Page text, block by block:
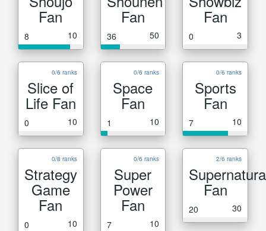
Fan
8 10
Fan
36 50
Fan
0 3
0/6 ranks
Slice of
Life Fan
0 10
0/6 ranks
Space
Fan
1 10
0/6 ranks
Sports
Fan
7 10
0/8 ranks
Strategy
Game
Fan
0 10
0/6 ranks
Super
Power
Fan
7 10
2/6 ranks
Fan
20 30